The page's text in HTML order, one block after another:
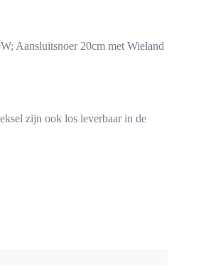
Aansluitsnoer 20cm met Wieland
zijn ook los leverbaar in de